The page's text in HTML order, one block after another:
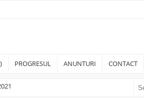
PROGRESUL ANUNTURI CONTACT